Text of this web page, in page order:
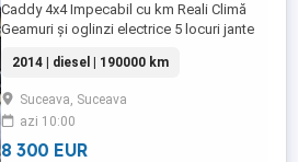
Caddy 4x4 Impecabil cu km Reali Climă
Geamuri și oglinzi electrice 5 locuri jante
fără uzură Culoare deosebita Rulează
Impecabil
2014 | diesel | 190000 km
Suceava, Suceava
azi 10:00
8 300 EUR